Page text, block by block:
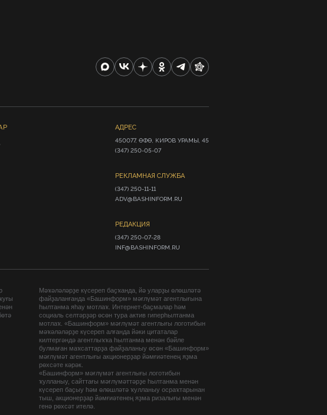
АДРЕС
450077, ӨФӨ, КИРОВ УРАМЫ, 45
(347) 250-05-07
РЕКЛАМНАЯ СЛУЖБА
(347) 250-11-11
ADV@BASHINFORM.RU
РЕДАКЦИЯ
(347) 250-07-28
INF@BASHINFORM.RU
Мәҡәләләрҙе күсереп баҫҡанда, йә уларҙы өлөшләтә
файҙаланғанда «Башинформ» мәғлүмәт агентлығына
һылтанма яһау мотлаҡ. Интернет-баҫмалар һәм
социаль селтәрҙәр өсөн тура актив гиперһылтанма
мотлаҡ. «Башинформ» мәғлүмәт агентлығы логотибын
мәҡәләләрҙе күсереп алғанда йәки цитаталар
килтергәндә агентлыҡҡа һылтанма менән бәйле
булмаған маҡсаттарҙа файҙаланыу өсөн «Башинформ»
мәғлүмәт агентлығы акционерҙар йәмғиәтенең яҙма
рөхсәте кәрәк.
«Башинформ» мәғлүмәт агентлығы логотибын
ҡулланыу, сайттағы мәғлүмәттәрҙе һылтанма менән
күсереп баҫыу һәм өлөшләтә ҡулланыу осраҡтарынан
тыш, акционерҙар йәмғиәтенең яҙма ризалығы менән
генә рөхсәт ителә.